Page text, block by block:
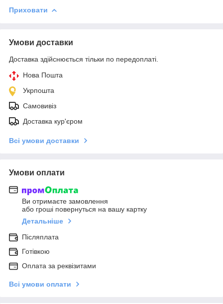
Приховати
Умови доставки
Доставка здійснюється тільки по передоплаті.
Нова Пошта
Укрпошта
Самовивіз
Доставка кур'єром
Всі умови доставки
Умови оплати
Ви отримаєте замовлення
або гроші повернуться на вашу картку
Детальніше
Післяплата
Готівкою
Оплата за реквізитами
Всі умови оплати